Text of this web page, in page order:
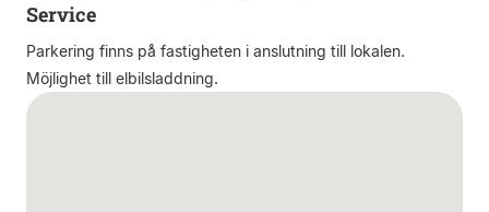
Service
Parkering finns på fastigheten i anslutning till lokalen.
Möjlighet till elbilsladdning.